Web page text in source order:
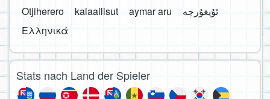
Otjiherero
kalaallisut aymar aru
Ελληνικά
Stats nach Land der Spieler